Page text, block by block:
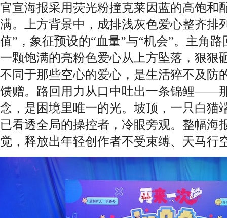
官宣海报采用荧光粉撞克莱因蓝的高饱和
满。上方背景中，成排浅灰色爱心整齐排
值”，象征预设的“血量”与“机会”。主角
一颗饱满的亮粉色爱心从上方坠落，狠狠
不同于那些空心的爱心，是生活猝不及防
馈赠。路回用力从口中吐出一条锦鲤——
念，是困境里唯一的光。坡顶，一只白猫
已看透全局的操控者，冷眼旁观。整幅海
觉，释放出年轻创作者不受束缚、天马行